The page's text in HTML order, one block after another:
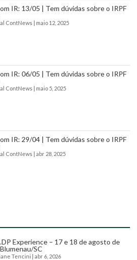
IR: 13/05 | Tem dúvidas sobre o IRPF
ContNews | maio 12, 2025
IR: 06/05 | Tem dúvidas sobre o IRPF
ContNews | maio 5, 2025
IR: 29/04 | Tem dúvidas sobre o IRPF
ContNews | abr 28, 2025
Experience – 17 e 18 de agosto de
SC
Tencini | abr 6, 2026